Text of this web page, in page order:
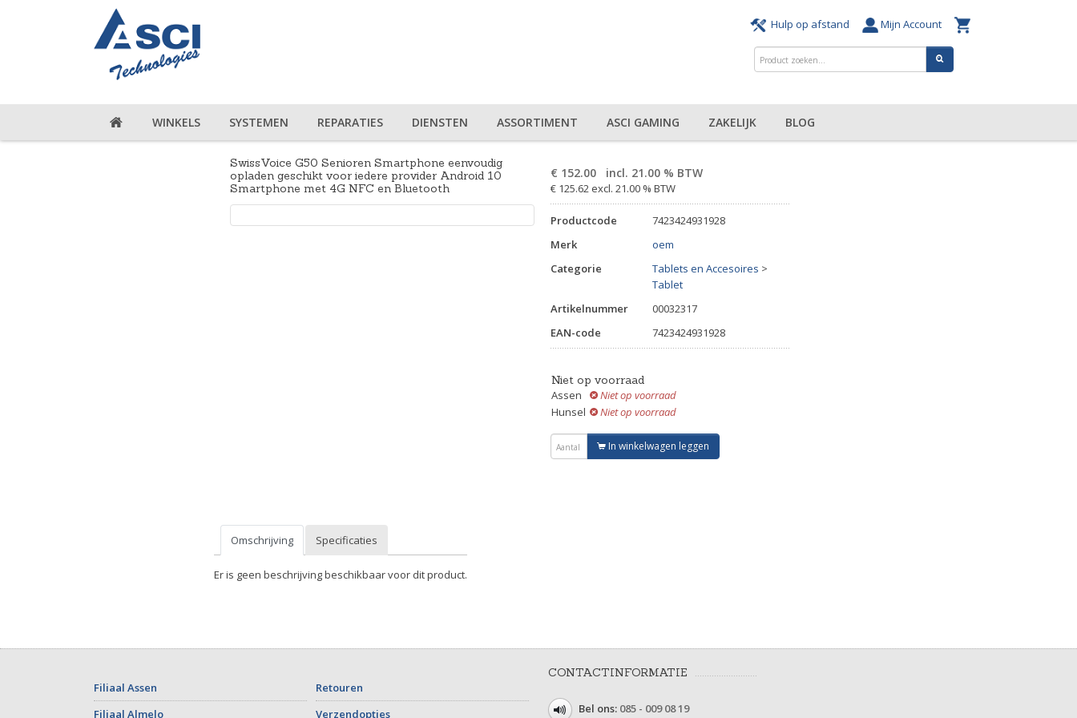
Hulp op afstand Mijn Account
WINKELS SYSTEMEN REPARATIES DIENSTEN ASSORTIMENT ASCI GAMING ZAKELIJK BLOG
SwissVoice G50 Senioren Smartphone eenvoudig
opladen geschikt voor iedere provider Android 10
Smartphone met 4G NFC en Bluetooth
€ 152.00 incl. 21.00 % BTW
€ 125.62 excl. 21.00 % BTW
Productcode
7423424931928
Merk
oem
Categorie
Tablets en Accesoires >
Tablet
Artikelnummer
00032317
EAN-code
7423424931928
Niet op voorraad
Assen
Niet op voorraad
Hunsel
Niet op voorraad
In winkelwagen leggen
Omschrijving Specificaties
Er is geen beschrijving beschikbaar voor dit product.
Filiaal Assen
Filiaal Almelo
Retouren
Verzendopties
CONTACTINFORMATIE
Bel ons: 085 - 009 08 19